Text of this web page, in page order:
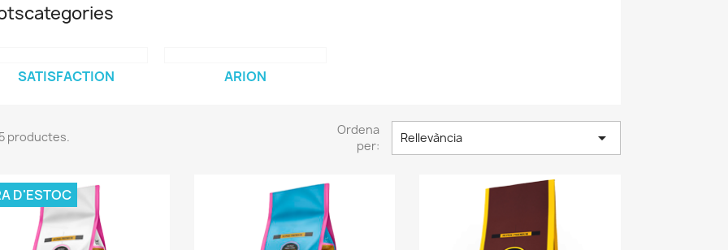
SATISFACTION ARION
productes.
Ordena
per:
Rellevància 
D'ESTOC